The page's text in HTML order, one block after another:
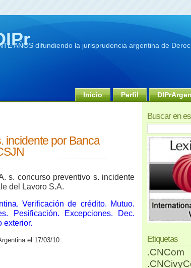
AÑOS difundiendo la jurisprudencia argentina de
Inicio Perfil
incidente por Banca
s. concurso preventivo s. incidente
del Lavoro S.A.
Verificación de crédito. Mutuo.
Pesificación. Excepciones. Dec.
exterior.
el 17/03/10.
Buscar en
Etiquetas
.CNCom